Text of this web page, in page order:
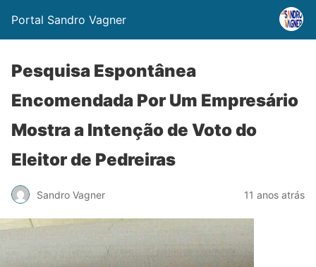
Portal Sandro Vagner
Pesquisa Espontânea
Encomendada Por Um Empresário
Mostra a Intenção de Voto do
Eleitor de Pedreiras
Sandro Vagner 11 anos atrás